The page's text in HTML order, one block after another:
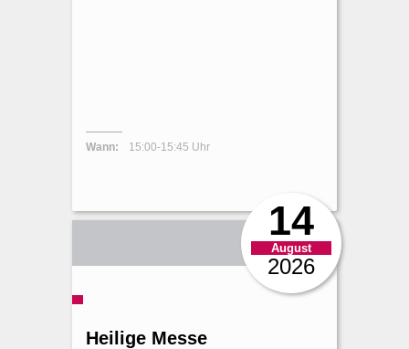
Wann: 15:00-15:45 Uhr
14
August
2026
Heilige Messe